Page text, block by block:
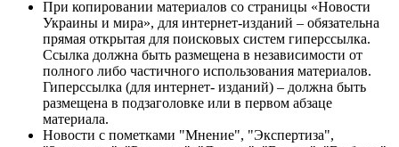
При копировании материалов со страницы «Новости
Украины и мира», для интернет-изданий – обязательна
прямая открытая для поисковых систем гиперссылка.
Ссылка должна быть размещена в независимости от
полного либо частичного использования материалов.
Гиперссылка (для интернет- изданий) – должна быть
размещена в подзаголовке или в первом абзаце
материала.
Новости с пометками "Мнение", "Экспертиза",